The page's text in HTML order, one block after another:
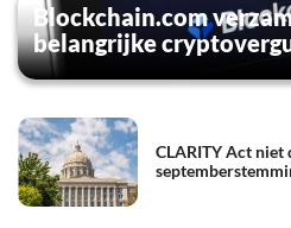
Blockchain.com
belangrijke
CLARITY Act niet